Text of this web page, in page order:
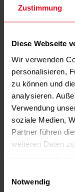
Zustimmung
Diese Webseite
Wir verwenden
personalisieren,
zu können und
analysieren.
Verwendung
soziale Medien,
Partner führen
weiteren Daten
Notwendig
INTERVIEW,